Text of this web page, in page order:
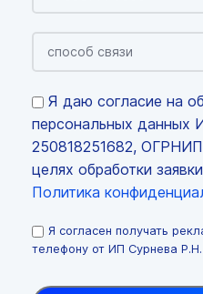
Я даю согласие на
персональных
250818251682,
целях обработки
Политика
Я согласен получать
телефону от ИП Сурнева Р.Н.